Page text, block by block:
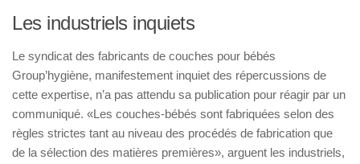
Les industriels inquiets
Le syndicat des fabricants de couches pour bébés
Group’hygiène, manifestement inquiet des répercussions de
cette expertise, n’a pas attendu sa publication pour réagir par un
communiqué. «Les couches-bébés sont fabriquées selon des
règles strictes tant au niveau des procédés de fabrication que
de la sélection des matières premières», arguent les industriels,